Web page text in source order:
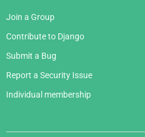
Join a Group
Contribute to Django
Submit a Bug
Report a Security Issue
Individual membership